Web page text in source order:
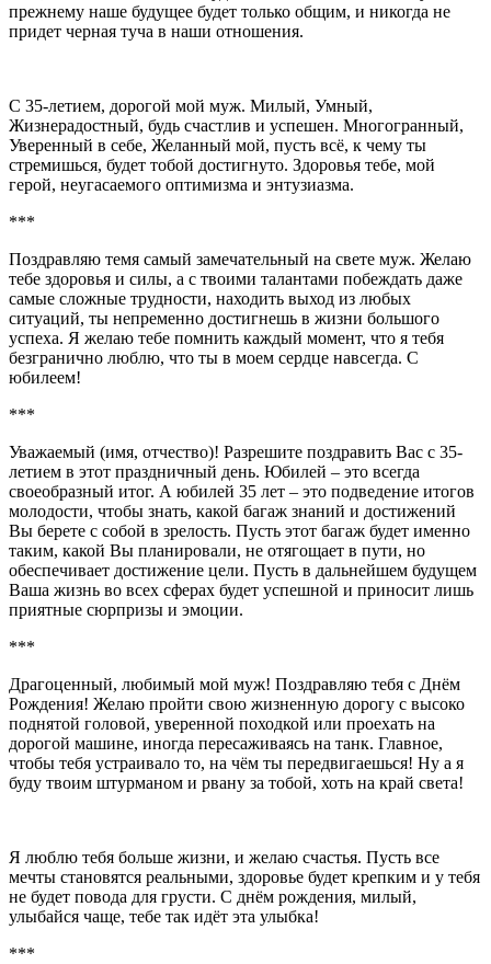
прежнему наше будущее будет только общим, и никогда не
придет черная туча в наши отношения.
С 35-летием, дорогой мой муж. Милый, Умный,
Жизнерадостный, будь счастлив и успешен. Многогранный,
Уверенный в себе, Желанный мой, пусть всё, к чему ты
стремишься, будет тобой достигнуто. Здоровья тебе, мой
герой, неугасаемого оптимизма и энтузиазма.
***
Поздравляю темя самый замечательный на свете муж. Желаю
тебе здоровья и силы, а с твоими талантами побеждать даже
самые сложные трудности, находить выход из любых
ситуаций, ты непременно достигнешь в жизни большого
успеха. Я желаю тебе помнить каждый момент, что я тебя
безгранично люблю, что ты в моем сердце навсегда. С
юбилеем!
***
Уважаемый (имя, отчество)! Разрешите поздравить Вас с 35-
летием в этот праздничный день. Юбилей – это всегда
своеобразный итог. А юбилей 35 лет – это подведение итогов
молодости, чтобы знать, какой багаж знаний и достижений
Вы берете с собой в зрелость. Пусть этот багаж будет именно
таким, какой Вы планировали, не отягощает в пути, но
обеспечивает достижение цели. Пусть в дальнейшем будущем
Ваша жизнь во всех сферах будет успешной и приносит лишь
приятные сюрпризы и эмоции.
***
Драгоценный, любимый мой муж! Поздравляю тебя с Днём
Рождения! Желаю пройти свою жизненную дорогу с высоко
поднятой головой, уверенной походкой или проехать на
дорогой машине, иногда пересаживаясь на танк. Главное,
чтобы тебя устраивало то, на чём ты передвигаешься! Ну а я
буду твоим штурманом и рвану за тобой, хоть на край света!
Я люблю тебя больше жизни, и желаю счастья. Пусть все
мечты становятся реальными, здоровье будет крепким и у тебя
не будет повода для грусти. С днём рождения, милый,
улыбайся чаще, тебе так идёт эта улыбка!
***